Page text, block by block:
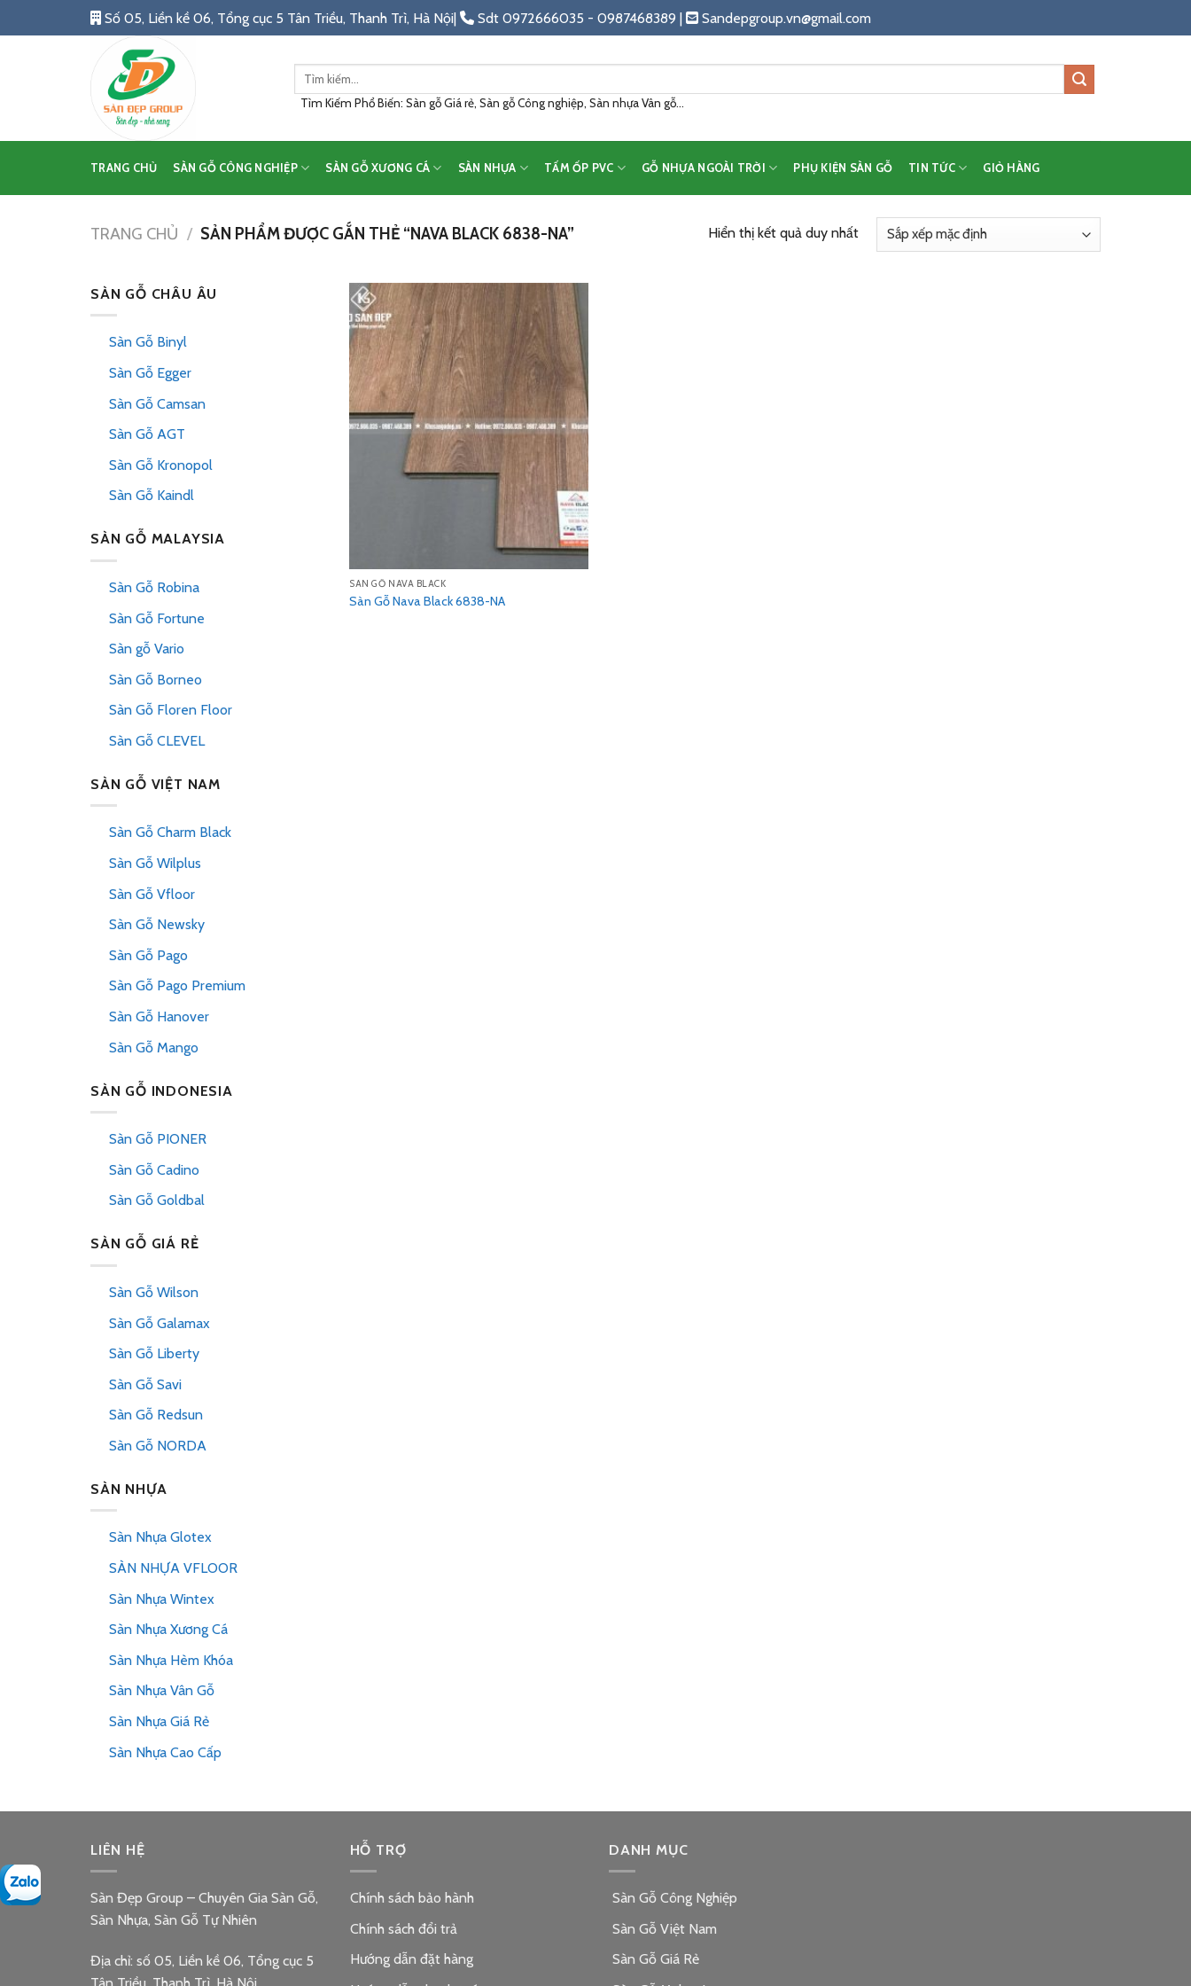
to
Số 05, Liền kề 06, Tổng cục 5 Tân Triều, Thanh Trì, Hà Nội| Sdt 0972666035 - 0987468389 | Sandepgroup.vn@gmail.com
Tìm
Tìm Kiếm Phổ Biến: Sàn gỗ Giá rẻ, Sàn gỗ Công nghiệp, Sàn nhựa Vân gỗ...
TRANG CHỦ SÀN GỖ CÔNG NGHIỆP SÀN GỖ XƯƠNG CÁ SÀN NHỰA TẤM ỐP PVC GỖ NHỰA NGOÀI TRỜI PHỤ KIỆN SÀN GỖ TIN TỨC GIỎ HÀNG
TRANG CHỦ / SẢN PHẨM ĐƯỢC GẮN THẺ “NAVA BLACK 6838-NA” Hiển thị kết quả duy nhất
SÀN GỖ CHÂU ÂU
Sàn Gỗ Binyl
Sàn Gỗ Egger
Sàn Gỗ Camsan
Sàn Gỗ AGT
Sàn Gỗ Kronopol
Sàn Gỗ Kaindl
SÀN GỖ MALAYSIA
Sàn Gỗ Robina
Sàn Gỗ Fortune
Sàn gỗ Vario
Sàn Gỗ Borneo
Sàn Gỗ Floren Floor
Sàn Gỗ CLEVEL
SÀN GỖ VIỆT NAM
Sàn Gỗ Charm Black
Sàn Gỗ Wilplus
Sàn Gỗ Vfloor
Sàn Gỗ Newsky
Sàn Gỗ Pago
Sàn Gỗ Pago Premium
Sàn Gỗ Hanover
Sàn Gỗ Mango
SÀN GỖ INDONESIA
Sàn Gỗ PIONER
Sàn Gỗ Cadino
Sàn Gỗ Goldbal
SÀN GỖ GIÁ RẺ
Sàn Gỗ Wilson
Sàn Gỗ Galamax
Sàn Gỗ Liberty
Sàn Gỗ Savi
Sàn Gỗ Redsun
Sàn Gỗ NORDA
SÀN NHỰA
Sàn Nhựa Glotex
SÀN NHỰA VFLOOR
Sàn Nhựa Wintex
Sàn Nhựa Xương Cá
Sàn Nhựa Hèm Khóa
Sàn Nhựa Vân Gỗ
Sàn Nhựa Giá Rẻ
Sàn Nhựa Cao Cấp
to
wishlist
SÀN GỖ NAVA BLACK
Sàn Gỗ Nava Black 6838-NA
LIÊN HỆ
Sàn Đẹp Group – Chuyên Gia Sàn Gỗ,
Sàn Nhựa, Sàn Gỗ Tự Nhiên
Địa chỉ: số 05, Liền kề 06, Tổng cục 5
HỖ TRỢ
Chính sách bảo hành
Chính sách đổi trả
Hướng dẫn đặt hàng
DANH MỤC
Sàn Gỗ Công Nghiệp
Sàn Gỗ Việt Nam
Sàn Gỗ Giá Rẻ